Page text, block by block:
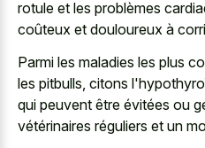
rotule et les problèmes
coûteux et douloureux à
Parmi les maladies les plus
les pitbulls, citons
qui peuvent être évitées ou
vétérinaires réguliers et un